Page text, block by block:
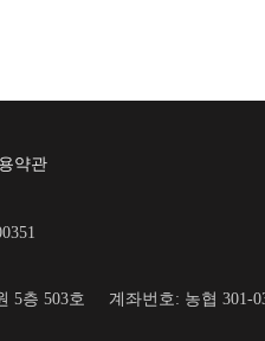
약관
5층 503호
계좌번호: 농협 301-